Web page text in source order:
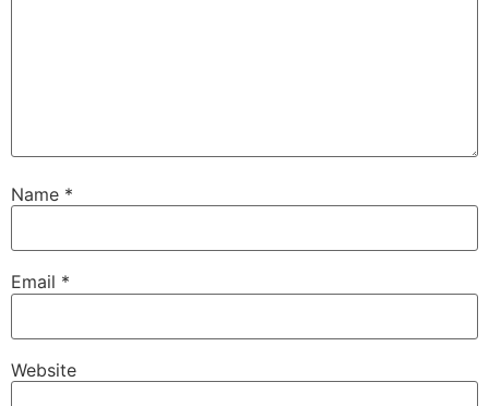
Name *
Email *
Website